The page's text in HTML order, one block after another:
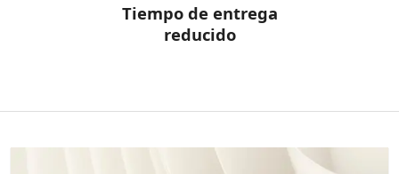
Tiempo de entrega
reducido